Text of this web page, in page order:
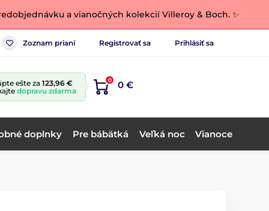
a vianočných kolekcií Villeroy & Boch. ✨
Zoznam prianí Registrovať sa Prihlásiť sa
ešte za 123,96 €
dopravu zdarma
0 0 €
doplnky Pre bábätká Veľká noc Vianoce